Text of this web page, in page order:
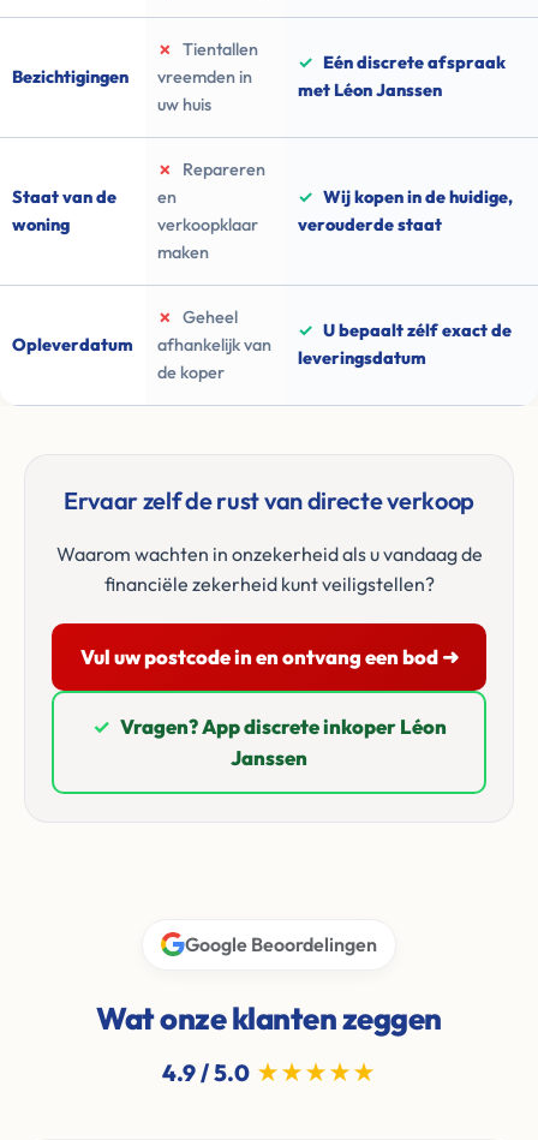
Bezichtigingen
✗
Tientallen
vreemden in
uw huis
✓ Eén discrete afspraak
met Léon Janssen
Staat van de
woning
✗
Repareren
en
verkoopklaar
maken
✓ Wij kopen in de huidige,
verouderde staat
Opleverdatum
✗
Geheel
afhankelijk van
de koper
✓ U bepaalt zélf exact de
leveringsdatum
Ervaar zelf de rust van directe verkoop
Waarom wachten in onzekerheid als u vandaag de
financiële zekerheid kunt veiligstellen?
Vul uw postcode in en ontvang een bod ➜
✓ Vragen? App discrete inkoper Léon
Janssen
Google Beoordelingen
Wat onze klanten zeggen
4.9 / 5.0 ★★★★★